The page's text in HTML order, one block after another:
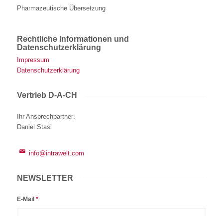
Pharmazeutische Übersetzung
Rechtliche Informationen und
Datenschutzerklärung
Impressum
Datenschutzerklärung
Vertrieb D-A-CH
Ihr Ansprechpartner:
Daniel Stasi
info@intrawelt.com
NEWSLETTER
E-Mail *